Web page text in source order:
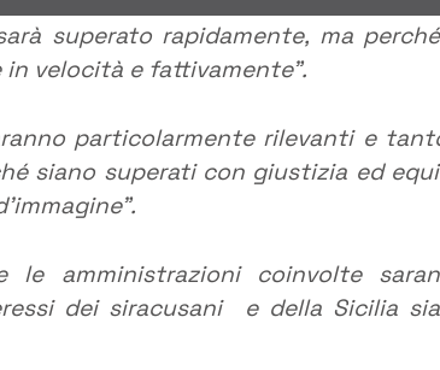
superato rapidamente, ma
velocità e fattivamente”.
particolarmente rilevanti e
siano superati con giustizia ed
le amministrazioni coinvolte
dei siracusani e della Sicilia